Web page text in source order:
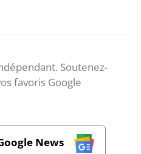
Soutenez-
favoris Google
News